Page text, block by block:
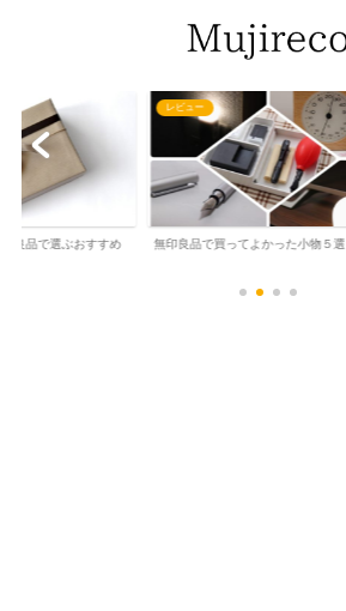
良品で選ぶおすすめ
レビュー
無印良品で買ってよかった小物５選